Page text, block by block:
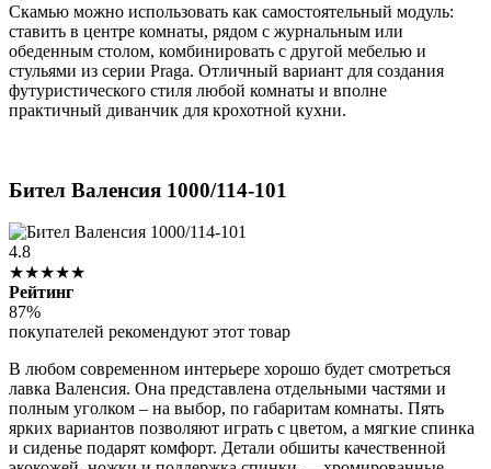
Скамью можно использовать как самостоятельный модуль:
ставить в центре комнаты, рядом с журнальным или
обеденным столом, комбинировать с другой мебелью и
стульями из серии Praga. Отличный вариант для создания
футуристического стиля любой комнаты и вполне
практичный диванчик для крохотной кухни.
Бител Валенсия 1000/114-101
4.8
★★★★★
Рейтинг
87%
покупателей рекомендуют этот товар
В любом современном интерьере хорошо будет смотреться
лавка Валенсия. Она представлена отдельными частями и
полным уголком – на выбор, по габаритам комнаты. Пять
ярких вариантов позволяют играть с цветом, а мягкие спинка
и сиденье подарят комфорт. Детали обшиты качественной